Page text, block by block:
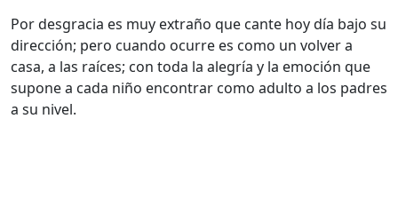
Por desgracia es muy extraño que cante hoy día bajo su
dirección; pero cuando ocurre es como un volver a
casa, a las raíces; con toda la alegría y la emoción que
supone a cada niño encontrar como adulto a los padres
a su nivel.